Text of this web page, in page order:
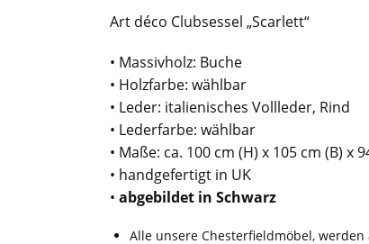
Art déco Clubsessel „Scarlett“
• Massivholz: Buche
• Holzfarbe: wählbar
• Leder: italienisches Vollleder, Rind
• Lederfarbe: wählbar
• Maße: ca. 100 cm (H) x 105 cm (B) x
• handgefertigt in UK
• abgebildet in Schwarz
Alle unsere Chesterfieldmöbel,